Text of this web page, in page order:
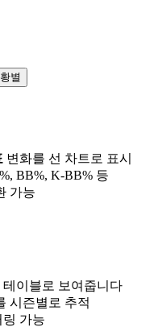
별
변화를 선 차트로 표시
BB%, K-BB% 등
가능
테이블로 보여줍니다
시즌별로 추적
가능